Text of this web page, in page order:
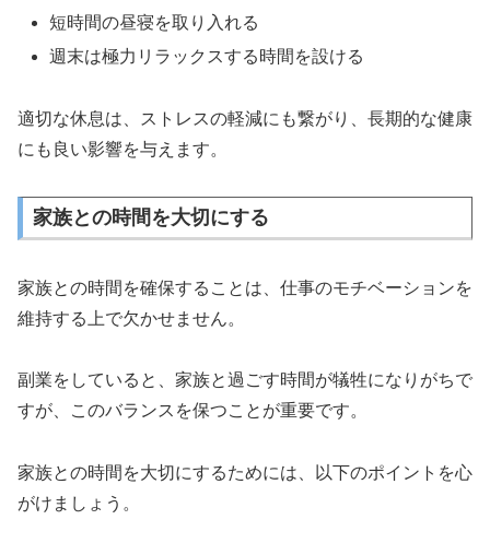
短時間の昼寝を取り入れる
週末は極力リラックスする時間を設ける
適切な休息は、ストレスの軽減にも繋がり、長期的な健康
にも良い影響を与えます。
家族との時間を大切にする
家族との時間を確保することは、仕事のモチベーションを
維持する上で欠かせません。
副業をしていると、家族と過ごす時間が犠牲になりがちで
すが、このバランスを保つことが重要です。
家族との時間を大切にするためには、以下のポイントを心
がけましょう。